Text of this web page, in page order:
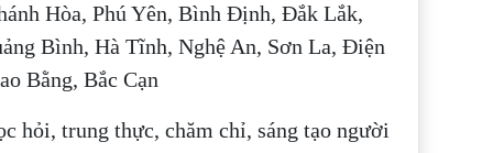
Hòa, Phú Yên, Bình Định, Đắk Lắk,
Bình, Hà Tĩnh, Nghệ An, Sơn La, Điện
Bằng, Bắc Cạn
hỏi, trung thực, chăm chỉ, sáng tạo người